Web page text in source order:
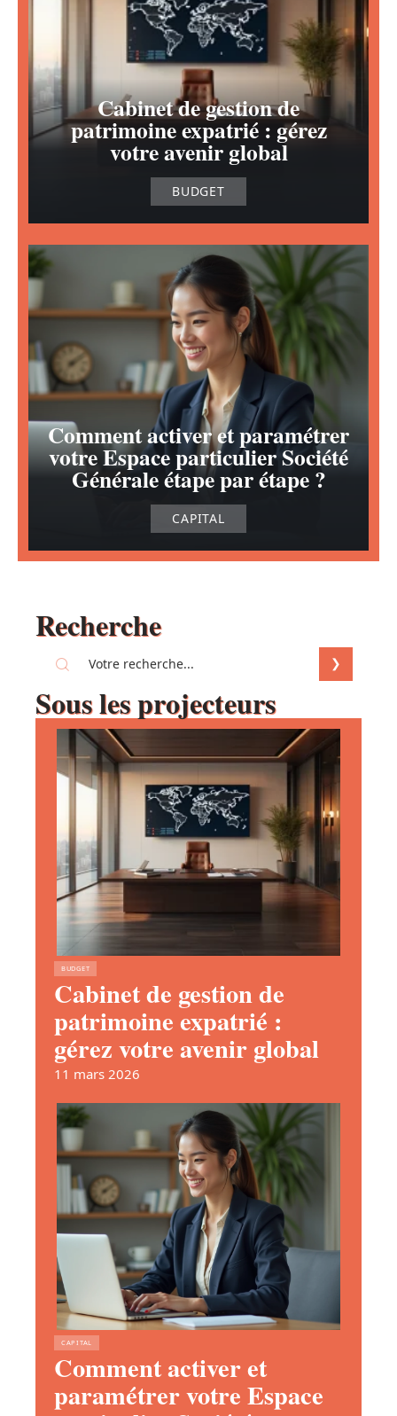
Cabinet de gestion de
patrimoine expatrié : gérez
votre avenir global
BUDGET
Comment activer et paramétrer
votre Espace particulier Société
Générale étape par étape ?
CAPITAL
Recherche
Sous les projecteurs
BUDGET
Cabinet de gestion de
patrimoine expatrié :
gérez votre avenir global
11 mars 2026
CAPITAL
Comment activer et
paramétrer votre Espace